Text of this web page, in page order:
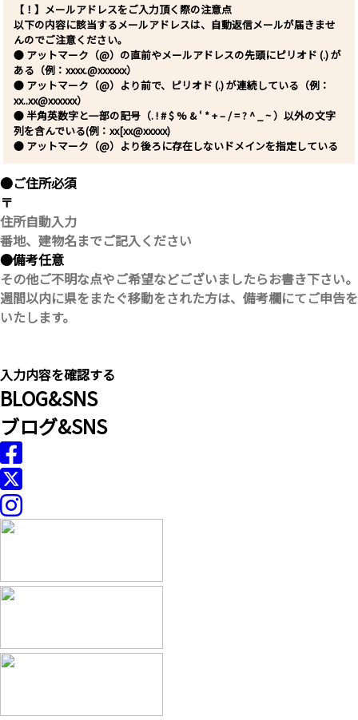
【！】メールアドレスをご入力頂く際の注意点
以下の内容に該当するメールアドレスは、自動返信メールが届きませ
んのでご注意ください。
● アットマーク（@）の直前やメールアドレスの先頭にピリオド (.) が
ある（例：xxxx.@xxxxxx）
● アットマーク（@）より前で、ピリオド (.) が連続している（例：
xx..xx@xxxxxx）
● 半角英数字と一部の記号（. ! # $ % & ‘ * + – / = ? ^ _ ~ ）以外の文字
列を含んでいる(例：xx[xx@xxxxx)
● アットマーク（@）より後ろに存在しないドメインを指定している
●ご住所必須
〒
●備考任意
BLOG&SNS
ブログ&SNS